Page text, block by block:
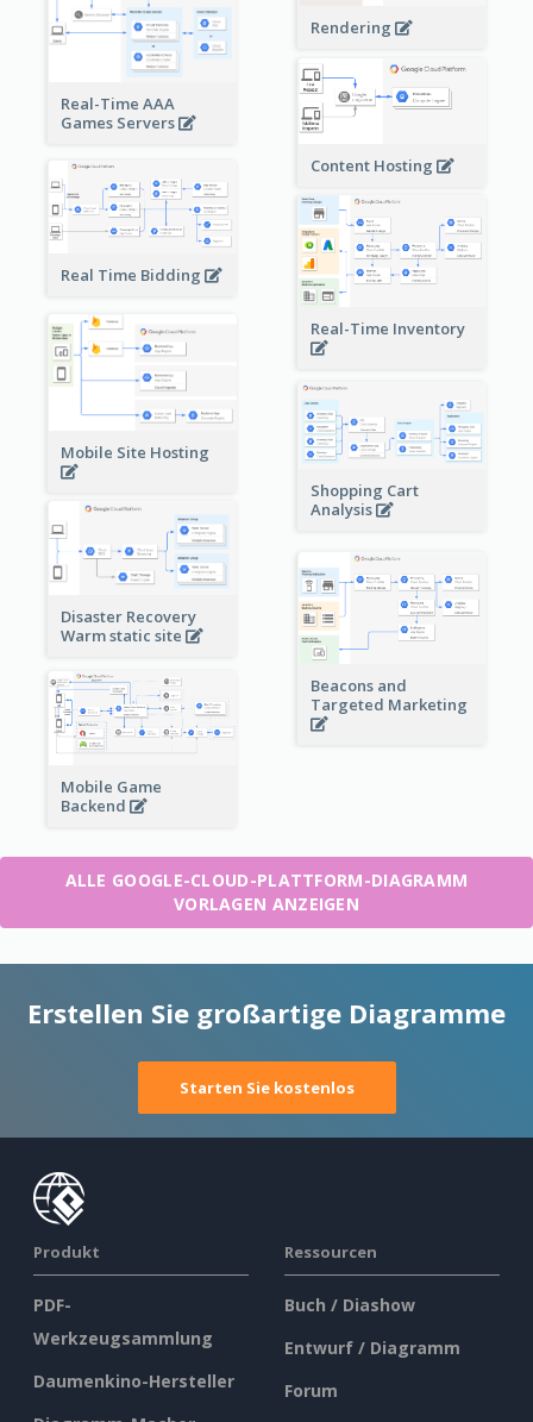
Rendering
Real-Time AAA
Games Servers
Content Hosting
Real Time Bidding
Real-Time Inventory
Mobile Site Hosting
Shopping Cart
Analysis
Disaster Recovery
Warm static site
Beacons and
Targeted Marketing
Mobile Game
Backend
ALLE GOOGLE-CLOUD-PLATTFORM-DIAGRAMM
VORLAGEN ANZEIGEN
Erstellen Sie großartige Diagramme
Starten Sie kostenlos
Produkt
PDF-
Werkzeugsammlung
Daumenkino-Hersteller
Ressourcen
Buch / Diashow
Entwurf / Diagramm
Forum